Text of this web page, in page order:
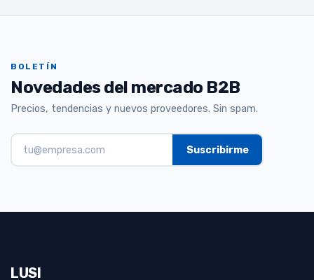
BOLETÍN
Novedades del mercado B2B
Precios, tendencias y nuevos proveedores. Sin spam.
LUSI